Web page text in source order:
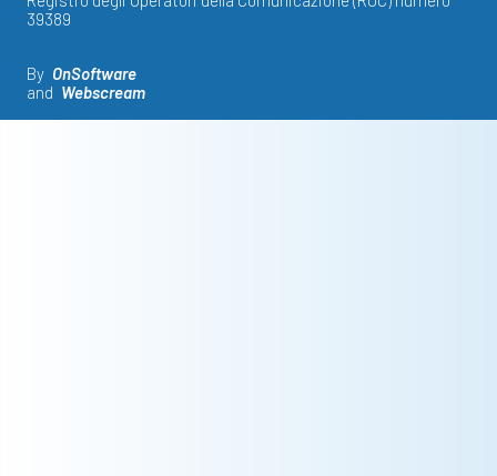
39389
By OnSoftware
and Webscream